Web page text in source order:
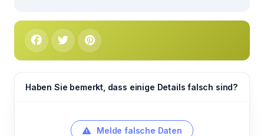
Haben Sie bemerkt, dass einige Details falsch sind?
Melde falsche Daten